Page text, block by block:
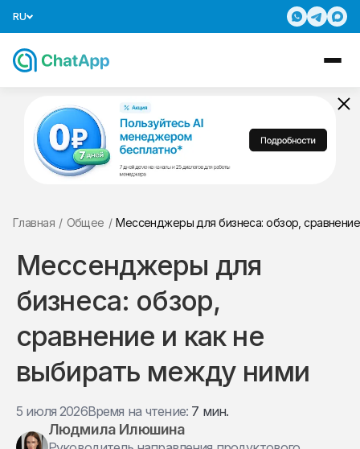
RU
Главная / Общее / Мессенджеры для бизнеса: обзор,
Мессенджеры для
бизнеса: обзор,
сравнение и как не
выбирать между ними
5 июля 2026Время на чтение: 7 мин.
Людмила Илюшина